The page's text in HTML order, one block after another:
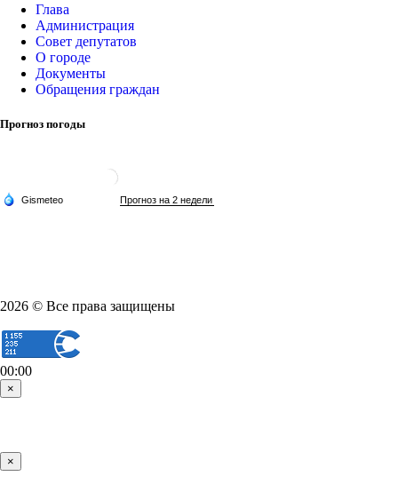
Глава
Администрация
Совет депутатов
О городе
Документы
Обращения граждан
Прогноз погоды
2026 © Все права защищены
00:00
×
×